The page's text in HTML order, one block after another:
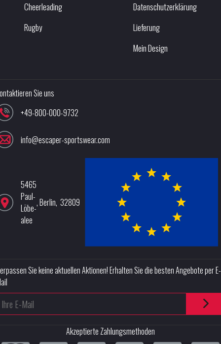
Cheerleading
Rugby
Datenschutzerklärung
Lieferung
Mein Design
Sie uns
+49-800-000-9732
info@escaper-sportswear.com
5465
Paul-
Löbe-
alee
,Berlin, 32809
Sie keine aktuellen Aktionen! Erhalten Sie die besten Angebote per E-
Akzeptierte Zahlungsmethoden